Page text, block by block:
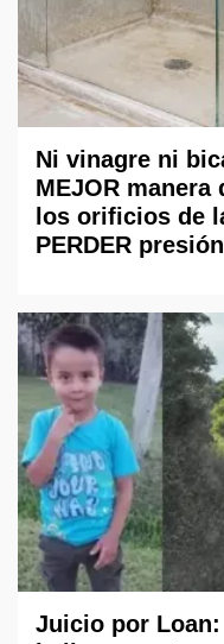
Ni vinagre ni
MEJOR
los orificios de
PERDER presión
Juicio por